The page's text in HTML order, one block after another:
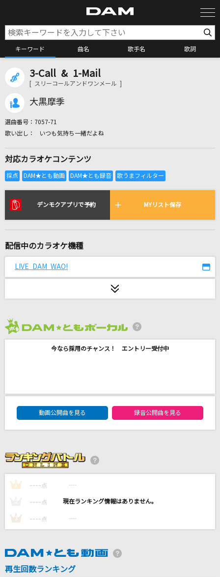
キーワード 曲名 歌手名 歌詞
カラオケ検索
全国りれき
リアルタイムで歌われている曲の一覧
反町隆史
すずめ
YUI
[生音]あー夏休み
ポルノグラフィティ
[生音]マイガール
真夏の果実
[生音]世界に一つだけの花
3-Call & 1-Mail
[ スリーコールアンドワンメール ]
大黒摩季
選曲番号： 7057-71
いつも気持ち一緒だよね
対応カラオケコンテンツ
デンモクアプリで予約 MYリスト保存
配信中のカラオケ機種
LIVE DAM WAO!
今なら採用のチャンス！ エントリー受付中
DAM★ともボーカルエントリーランキング
動画公開曲を見る
録音公開曲を見る
1 ---- 点 ----
---- 点 ----
3 ---- 点 ----
再生回数ランキング